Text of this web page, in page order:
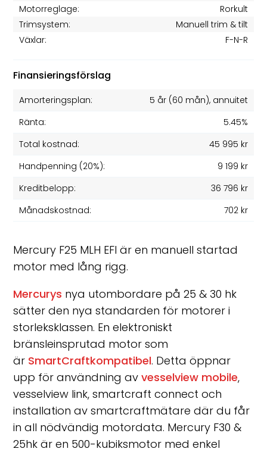
Motorreglage:
Rorkult
Trimsystem:
Manuell trim & tilt
Växlar:
F-N-R
Finansieringsförslag
Amorteringsplan: 5 år(60 mån), annuitet
Ränta:
5.45%
Total kostnad:
45 995 kr
Handpenning (20%):
9 199 kr
Kreditbelopp:
36 796 kr
Månadskostnad:
702 kr
Mercury F25 MLH EFI är en manuell startad
motor med lång rigg.
Mercurys nya utombordare på 25 & 30 hk
sätter den nya standarden för motorer i
storleksklassen. En elektroniskt
bränsleinsprutad motor som
är SmartCraftkompatibel. Detta öppnar
upp för användning avvesselview mobile,
vesselview link, smartcraft connect och
installation av smartcraftmätare där du får
in all nödvändig motordata. Mercury F30 &
25hk är en 500-kubiksmotor med enkel